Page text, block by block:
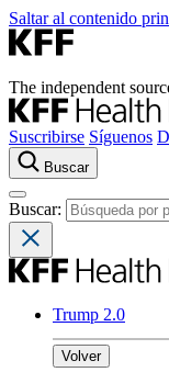
Saltar al contenido
The independent
Suscribirse Síguenos
Buscar
Buscar:
Trump 2.0
Volver